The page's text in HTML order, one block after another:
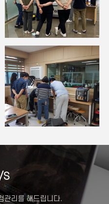
S
관리를 해드립니다.